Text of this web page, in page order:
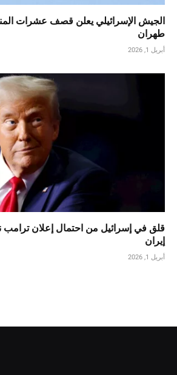
الجيش الإسرائيلي يعلن قصف عشرات
طهران
أبريل 1, 2026
قلق في إسرائيل من احتمال إعلان ترامب
إيران
أبريل 1, 2026